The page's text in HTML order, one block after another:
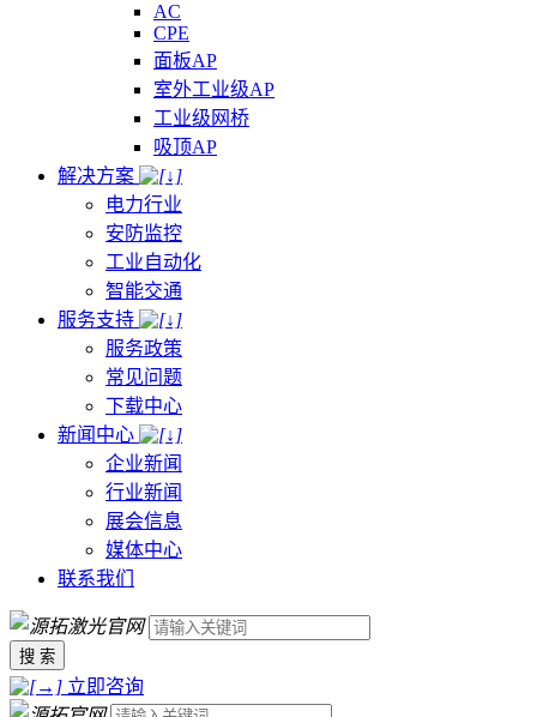
AC
CPE
面板AP
室外工业级AP
工业级网桥
吸顶AP
解决方案
电力行业
安防监控
工业自动化
智能交通
服务支持
服务政策
常见问题
下载中心
新闻中心
企业新闻
行业新闻
展会信息
媒体中心
联系我们
搜 索
立即咨询